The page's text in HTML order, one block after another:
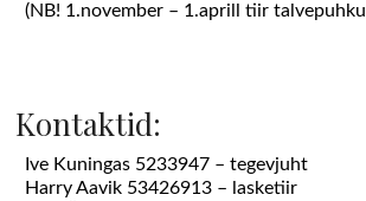
(NB! 1.november – 1.aprill tiir
Kontaktid:
Ive Kuningas 5233947 – tegevjuht
Harry Aavik 53426913 – lasketiir